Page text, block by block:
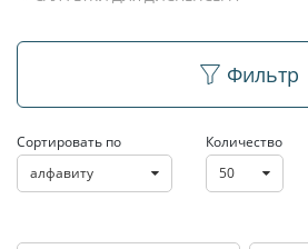
Салфетки для
диспенсера
Фильтр
Сортировать по
алфавиту
Количество
50